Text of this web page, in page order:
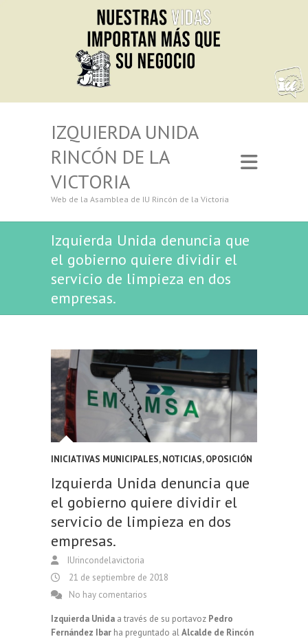
IZQUIERDA UNIDA
RINCÓN DE LA
VICTORIA
Web de la Asamblea de IU Rincón de la Victoria
Izquierda Unida denuncia que
el gobierno quiere dividir el
servicio de limpieza en dos
empresas.
INICIATIVAS MUNICIPALES,NOTICIAS,OPOSICIÓN
Izquierda Unida denuncia que
el gobierno quiere dividir el
servicio de limpieza en dos
empresas.
IUrincondelavictoria
21 de septiembre de 2018
No hay comentarios
Izquierda Unida a través de su portavoz Pedro
Fernández Ibar ha preguntado alAlcalde de Rincón